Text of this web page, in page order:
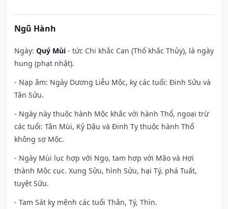
Ngũ Hành
Ngày: Quý Mùi - tức Chi khắc Can (Thổ khắc Thủy), là ngày
hung (phạt nhật).
- Nạp âm: Ngày Dương Liễu Mộc, kỵ các tuổi: Đinh Sửu và
Tân Sửu.
- Ngày này thuộc hành Mộc khắc với hành Thổ, ngoại trừ
các tuổi: Tân Mùi, Kỷ Dậu và Đinh Tỵ thuộc hành Thổ
không sợ Mộc.
- Ngày Mùi lục hợp với Ngọ, tam hợp với Mão và Hợi
thành Mộc cục. Xung Sửu, hình Sửu, hại Tý, phá Tuất,
tuyệt Sửu.
- Tam Sát kỵ mệnh các tuổi Thân, Tý, Thìn.